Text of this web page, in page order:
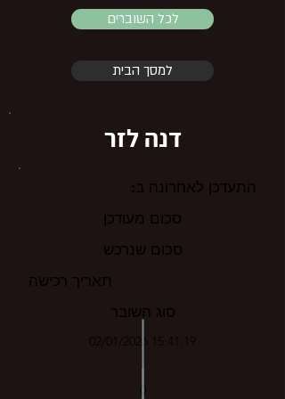
לכל השוברים
למסך הבית
דנה לזר
התעדכן לאחרונה ב:
סכום מעודכן
סכום שנרכש
תאריך רכישה
סוג השובר
02/01/2026 15:41:19
0